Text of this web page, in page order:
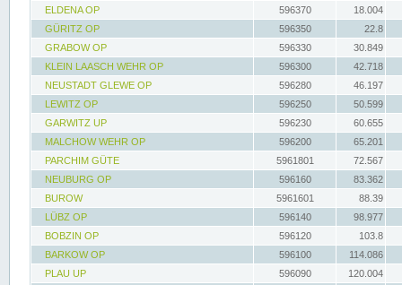
ELDENA OP
596370
18.004
GÜRITZ OP
596350
22.8
GRABOW OP
596330
30.849
KLEIN LAASCH WEHR OP
596300
42.718
NEUSTADT GLEWE OP
596280
46.197
LEWITZ OP
596250
50.599
GARWITZ UP
596230
60.655
MALCHOW WEHR OP
596200
65.201
PARCHIM GÜTE
5961801
72.567
NEUBURG OP
596160
83.362
BUROW
5961601
88.39
LÜBZ OP
596140
98.977
BOBZIN OP
596120
103.8
BARKOW OP
596100
114.086
PLAU UP
596090
120.004